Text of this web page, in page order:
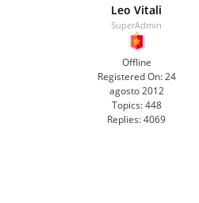
Leo Vitali
SuperAdmin
Offline
Registered On: 24
agosto 2012
Topics: 448
Replies:4069